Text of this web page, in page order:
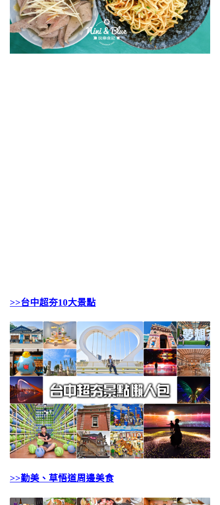
>>台中超夯10大景點
>>勤美、草悟道周邊美食